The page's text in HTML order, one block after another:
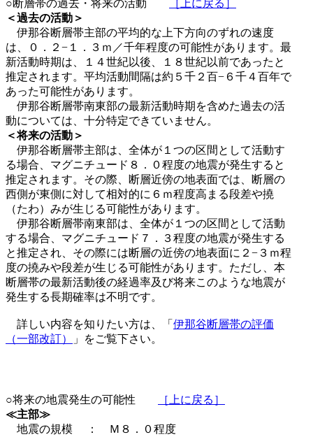
○断層帯の過去・将来の活動
［上に戻る］
＜過去の活動＞
伊那谷断層帯主部の平均的な上下方向のずれの速度
は、０．２−１．３ｍ／千年程度の可能性があります。最
新活動時期は、１４世紀以後、１８世紀以前であったと
推定されます。平均活動間隔は約５千２百−６千４百年で
あった可能性があります。
伊那谷断層帯南東部の最新活動時期を含めた過去の活
動については、十分特定できていません。
＜将来の活動＞
伊那谷断層帯主部は、全体が１つの区間として活動す
る場合、マグニチュード８．０程度の地震が発生すると
推定されます。その際、断層近傍の地表面では、断層の
西側が東側に対して相対的に６ｍ程度高まる段差や撓
（たわ）みが生じる可能性があります。
伊那谷断層帯南東部は、全体が１つの区間として活動
する場合、マグニチュード７．３程度の地震が発生する
と推定され、その際には断層の近傍の地表面に２−３ｍ程
度の撓みや段差が生じる可能性があります。ただし、本
断層帯の最新活動後の経過率及び将来このような地震が
発生する長期確率は不明です。
詳しい内容を知りたい方は、「 伊那谷断層帯の評価
（一部改訂）
」をご覧下さい。
○将来の地震発生の可能性
［上に戻る］
≪主部≫
地震の規模 ： Ｍ８．０程度